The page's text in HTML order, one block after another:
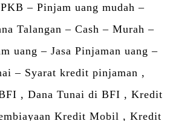
– Pinjam uang mudah –
Talangan – Cash – Murah –
uang – Jasa Pinjaman uang –
– Syarat kredit pinjaman ,
, Dana Tunai di BFI , Kredit
Kredit Mobil , Kredit